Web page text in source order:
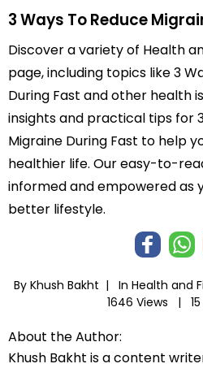
3 Ways To Reduce
Discover a variety of Health
page, including topics like 3
During Fast and other health
insights and practical tips for
Migraine During Fast to help
healthier life. Our easy-to-
informed and empowered as
better lifestyle.
By Khush Bakht | In Health and
1646 Views |
About the Author:
Khush Bakht is a content